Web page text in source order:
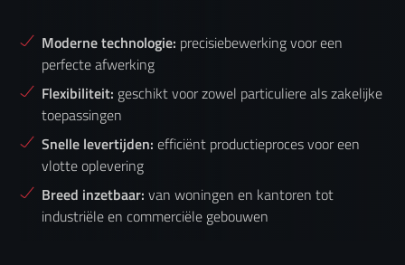
Moderne technologie: precisiebewerking voor een
perfecte afwerking
Flexibiliteit: geschikt voor zowel particuliere als zakelijke
toepassingen
Snelle levertijden:efficiënt productieproces voor een
vlotte oplevering
Breed inzetbaar:van woningen en kantoren tot
industriële en commerciële gebouwen